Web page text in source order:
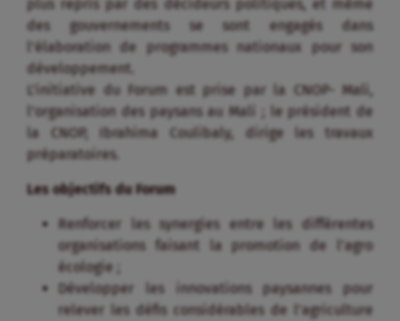
plus repris par des décideurs politiques, et même
des gouvernements se sont engagés dans
l’élaboration de programmes nationaux pour son
développement.
L’initiative du Forum est prise par la CNOP- Mali,
l’organisation des paysans au Mali ; le président de
la CNOP, Ibrahima Coulibaly, dirige les travaux
préparatoires.
Les objectifs du Forum
Renforcer les synergies entre les différentes
organisations faisant la promotion de l’agro
écologie ;
Développer les innovations paysannes pour
relever les défis considérables de l’agriculture